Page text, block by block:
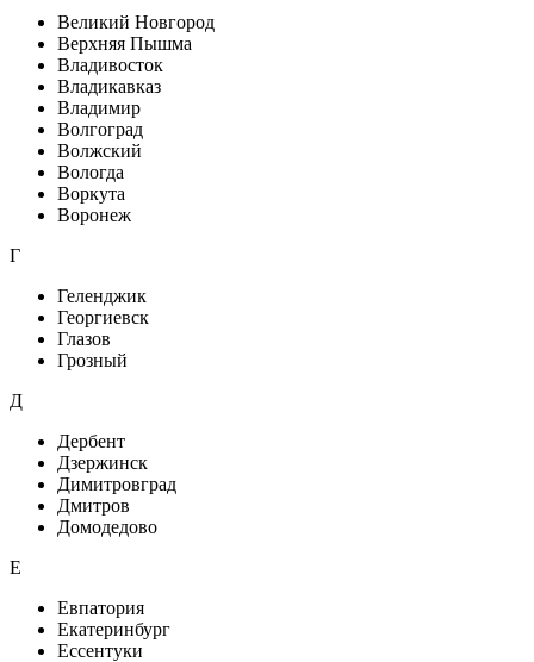
Великий Новгород
Верхняя Пышма
Владивосток
Владикавказ
Владимир
Волгоград
Волжский
Вологда
Воркута
Воронеж
Г
Геленджик
Георгиевск
Глазов
Грозный
Д
Дербент
Дзержинск
Димитровград
Дмитров
Домодедово
Е
Евпатория
Екатеринбург
Ессентуки